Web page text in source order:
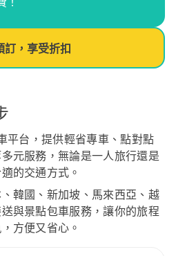
訂，享受折扣
台，提供輕省專車、點對點
元服務，無論是一人旅行還是
的交通方式。
韓國、新加坡、馬來西亞、越
與景點包車服務，讓你的旅程
方便又省心。